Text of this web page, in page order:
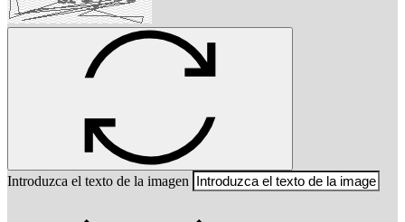
Introduzca el texto de la imagen